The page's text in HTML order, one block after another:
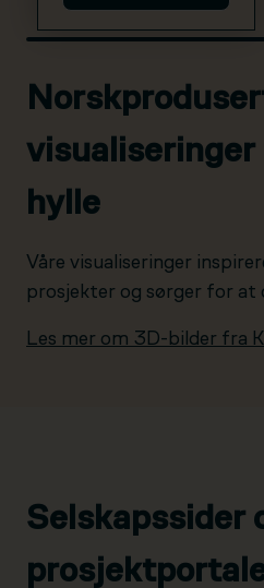
hylle
Våre visualiseringer
prosjekter og sørger for at
Les mer om 3D-bilder fra
Selskapssider